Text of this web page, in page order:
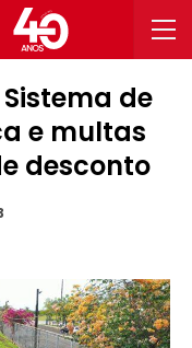
de
e multas
desconto